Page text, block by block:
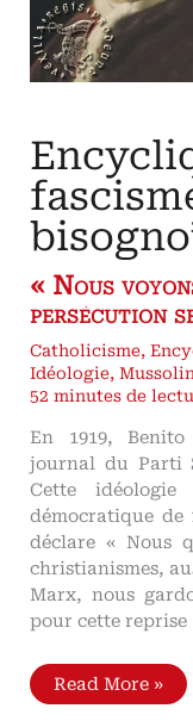
sympathie
pour
la
Phalange
et
les
« Nous
persécution
Catholicisme,
Idéologie,
52 minutes de
En 1919,
journal du Parti
Cette
démocratique de
déclare « Nous
christianismes,
Marx, nous
pour cette reprise
Encyclique
contre
Read More »